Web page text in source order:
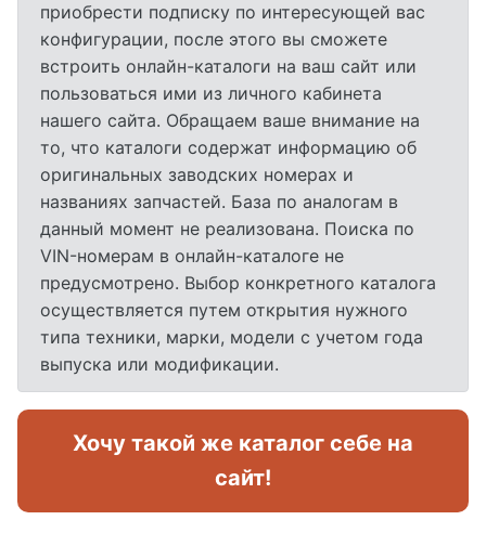
приобрести подписку по интересующей вас
конфигурации, после этого вы сможете
встроить онлайн-каталоги на ваш сайт или
пользоваться ими из личного кабинета
нашего сайта. Обращаем ваше внимание на
то, что каталоги содержат информацию об
оригинальных заводских номерах и
названиях запчастей. База по аналогам в
данный момент не реализована. Поиска по
VIN-номерам в онлайн-каталоге не
предусмотрено. Выбор конкретного каталога
осуществляется путем открытия нужного
типа техники, марки, модели с учетом года
выпуска или модификации.
Хочу такой же каталог себе на
сайт!